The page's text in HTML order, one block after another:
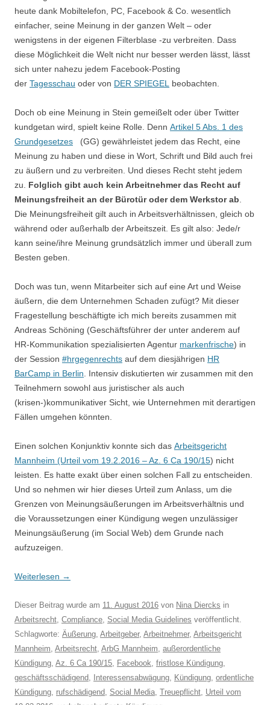
heute dank Mobiltelefon, PC, Facebook & Co. wesentlich
einfacher, seine Meinung in der ganzen Welt – oder
wenigstens in der eigenen Filterblase -zu verbreiten. Dass
diese Möglichkeit die Welt nicht nur besser werden lässt, lässt
sich unter nahezu jedem Facebook-Posting
der Tagesschau oder von DER SPIEGEL beobachten.
Doch ob eine Meinung in Stein gemeißelt oder über Twitter
kundgetan wird, spielt keine Rolle. Denn Artikel 5 Abs. 1 des
Grundgesetzes
(GG) gewährleistet jedem das Recht, eine
Meinung zu haben und diese in Wort, Schrift und Bild auch frei
zu äußern und zu verbreiten. Und dieses Recht steht jedem
zu. Folglich gibt auch kein Arbeitnehmer das Recht auf
Meinungsfreiheit an der Bürotür oder dem Werkstor ab
Die Meinungsfreiheit gilt auch in Arbeitsverhältnissen, gleich ob
während oder außerhalb der Arbeitszeit. Es gilt also: Jede/r
kann seine/ihre Meinung grundsätzlich immer und überall zum
Besten geben.
Doch was tun, wenn Mitarbeiter sich auf eine Art und Weise
äußern, die dem Unternehmen Schaden zufügt? Mit dieser
Fragestellung beschäftigte ich mich bereits zusammen mit
Andreas Schöning (Geschäftsführer der unter anderem auf
HR-Kommunikation spezialisierten Agentur markenfrische) in
der Session #hrgegenrechts auf dem diesjährigen HR
BarCamp in Berlin . Intensiv diskutierten wir zusammen mit den
Teilnehmern sowohl aus juristischer als auch
(krisen-)kommunikativer Sicht, wie Unternehmen mit derartigen
Fällen umgehen könnten.
Einen solchen Konjunktiv konnte sich das Arbeitsgericht
Mannheim (Urteil vom 19.2.2016 – Az. 6 Ca 190/15) nicht
leisten. Es hatte exakt über einen solchen Fall zu entscheiden.
Und so nehmen wir hier dieses Urteil zum Anlass, um die
Grenzen von Meinungsäußerungen im Arbeitsverhältnis und
die Voraussetzungen einer Kündigung wegen unzulässiger
Meinungsäußerung (im Social Web) dem Grunde nach
aufzuzeigen.
Weiterlesen →
Dieser Beitrag wurde am 11. August 2016 von Nina Diercks in
Arbeitsrecht Compliance Social Media Guidelines veröffentlicht.
Schlagworte: Äußerung Arbeitgeber, Arbeitnehmer, Arbeitsgericht
Mannheim Arbeitsrecht ArbG Mannheim außerordentliche
Kündigung Az. 6 Ca 190/15 Facebook fristlose Kündigung
geschäftsschädigend Interessensabwägung Kündigung ordentliche
Kündigung rufschädigend Social Media Treuepflicht Urteil vom